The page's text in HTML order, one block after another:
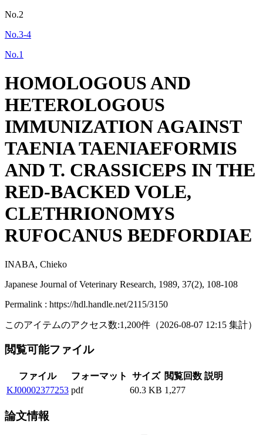
No.2
No.3-4
No.1
HOMOLOGOUS AND
HETEROLOGOUS
IMMUNIZATION AGAINST
TAENIA TAENIAEFORMIS
AND T. CRASSICEPS IN THE
RED-BACKED VOLE,
CLETHRIONOMYS
RUFOCANUS BEDFORDIAE
INABA, Chieko
Japanese Journal of Veterinary Research, 1989, 37(2), 108-108
Permalink : https://hdl.handle.net/2115/3150
このアイテムのアクセス数:1,200件 （2026-08-07 12:15 集計）
閲覧可能ファイル
ファイル フォーマット サイズ 閲覧回数 説明
KJ00002377253 pdf 60.3 KB 1,277
論文情報